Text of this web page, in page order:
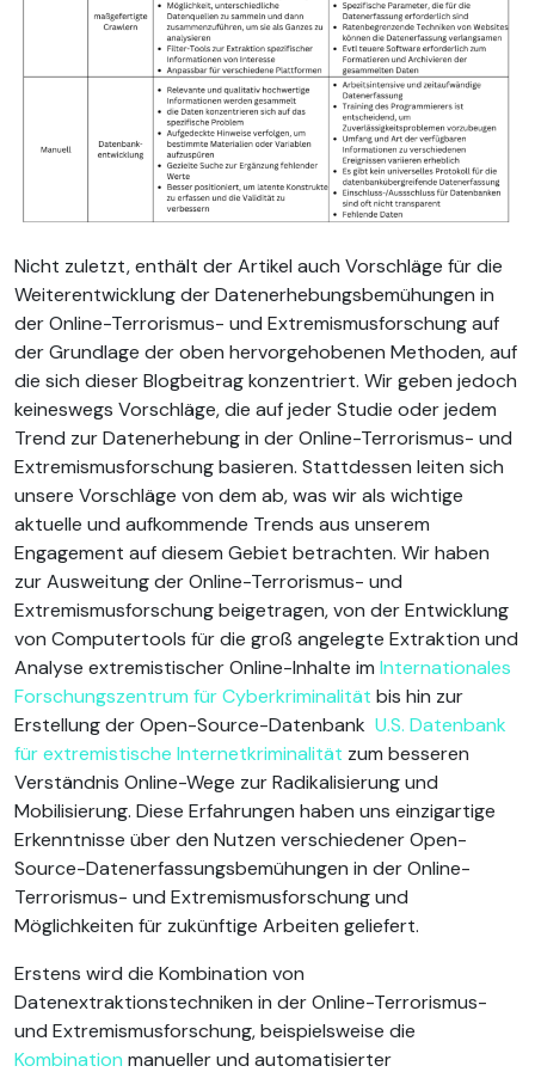
Nicht zuletzt, enthält der Artikel auch Vorschläge für die
Weiterentwicklung der Datenerhebungsbemühungen in
der Online-Terrorismus- und Extremismusforschung auf
der Grundlage der oben hervorgehobenen Methoden, auf
die sich dieser Blogbeitrag konzentriert. Wir geben jedoch
keineswegs Vorschläge, die auf jeder Studie oder jedem
Trend zur Datenerhebung in der Online-Terrorismus- und
Extremismusforschung basieren. Stattdessen leiten sich
unsere Vorschläge von dem ab, was wir als wichtige
aktuelle und aufkommende Trends aus unserem
Engagement auf diesem Gebiet betrachten. Wir haben
zur Ausweitung der Online-Terrorismus- und
Extremismusforschung beigetragen, von der Entwicklung
von Computertools für die groß angelegte Extraktion und
Analyse extremistischer Online-Inhalte im Internationales
Forschungszentrum für Cyberkriminalität bis hin zur
Erstellung der Open-Source-Datenbank U.S. Datenbank
für extremistische Internetkriminalität zum besseren
Verständnis Online-Wege zur Radikalisierung und
Mobilisierung. Diese Erfahrungen haben uns einzigartige
Erkenntnisse über den Nutzen verschiedener Open-
Source-Datenerfassungsbemühungen in der Online-
Terrorismus- und Extremismusforschung und
Möglichkeiten für zukünftige Arbeiten geliefert.
Erstens wird die Kombination von
Datenextraktionstechniken in der Online-Terrorismus-
und Extremismusforschung, beispielsweise die
Kombination manueller und automatisierter